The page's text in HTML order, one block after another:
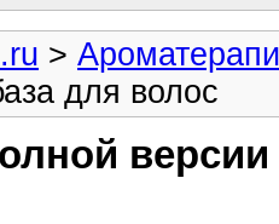
>
для волос